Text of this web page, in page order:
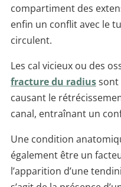
compartiment des
enfin un conflit avec le
circulent.
Les cal vicieux ou des
fracture du radiussont
causant le
canal, entraînant un
Une condition
également être un
l’apparition d’une